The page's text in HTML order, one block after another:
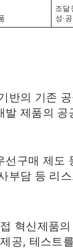
조달
성·
반의 기존
발 제품의
선구매 제도
부담 등 리
혁신제품
공, 테스트